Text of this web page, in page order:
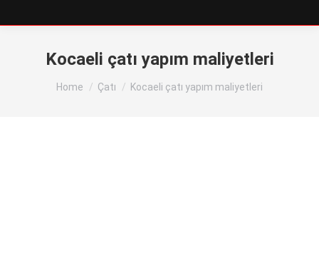
Kocaeli çatı yapım maliyetleri
You are here:
Home Çatı Kocaeli çatı yapım maliyetleri